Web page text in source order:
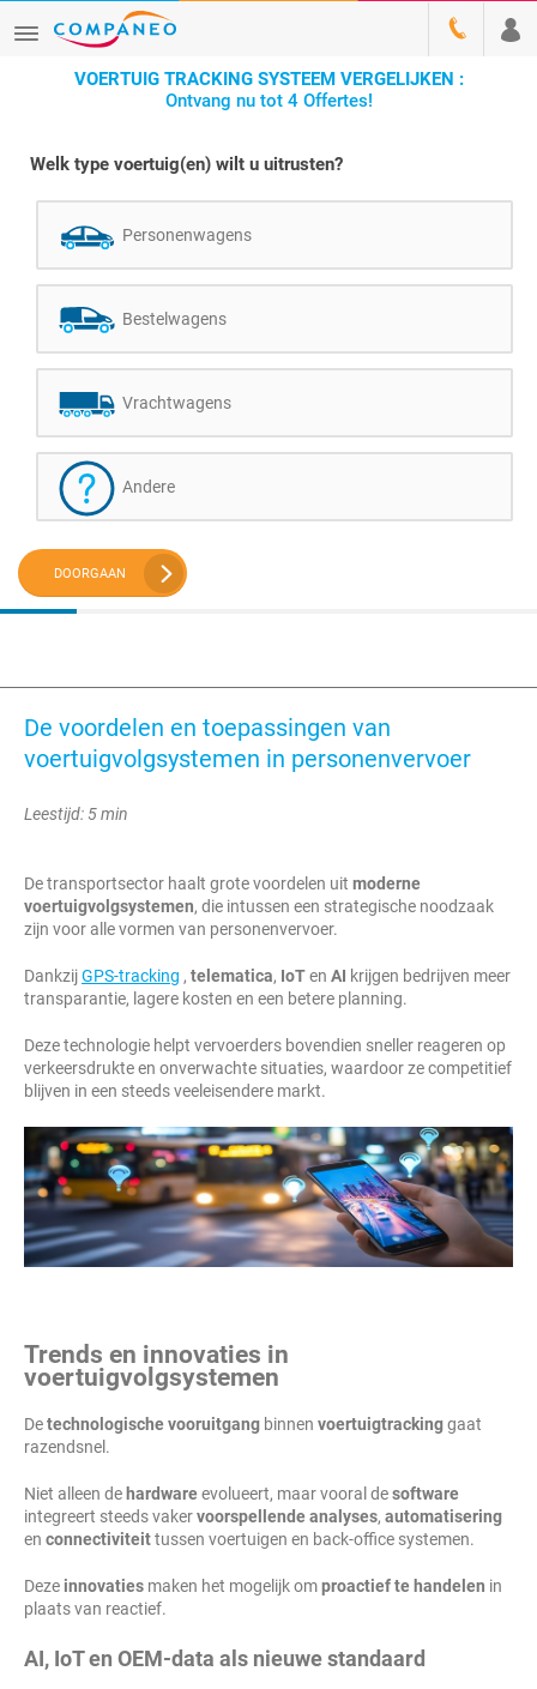
VOERTUIG TRACKING SYSTEEM VERGELIJKEN :
Ontvang nu tot 4 Offertes!
Welk type voertuig(en) wilt u uitrusten?
Personenwagens
Bestelwagens
Vrachtwagens
Andere
DOORGAAN
De voordelen en toepassingen van
voertuigvolgsystemen in personenvervoer
Leestijd: 5 min
De transportsector haalt grote voordelen uit moderne
voertuigvolgsystemen, die intussen een strategische noodzaak
zijn voor alle vormen van personenvervoer.
DankzijGPS-tracking , telematica, IoTen AI krijgen bedrijven meer
transparantie, lagere kosten en een betere planning.
Deze technologie helpt vervoerders bovendien sneller reageren op
verkeersdrukte en onverwachte situaties, waardoor ze competitief
blijven in een steeds veeleisendere markt.
Trends en innovaties in
voertuigvolgsystemen
Detechnologische vooruitgang binnen voertuigtrackinggaat
razendsnel.
Niet alleen de hardwareevolueert, maar vooral desoftware
integreert steeds vakervoorspellende analyses, automatisering
en connectiviteittussen voertuigen en back-office systemen.
Deze innovaties maken het mogelijk omproactief te handelen in
plaats van reactief.
AI, IoT en OEM-data als nieuwe standaard